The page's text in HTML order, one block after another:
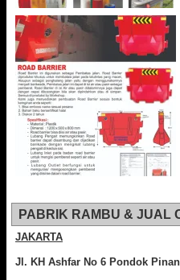
PABRIK RAMBU & JUAL
JAKARTA
Jl. KH Ashfar No 6 Pondok